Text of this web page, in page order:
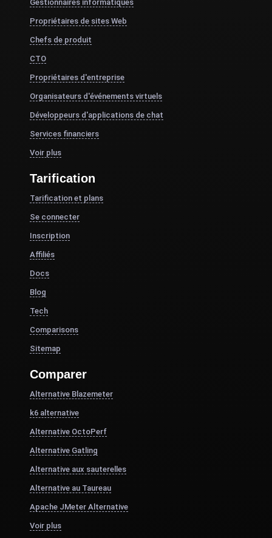
Gestionnaires informatiques
Propriétaires de sites Web
Chefs de produit
CTO
Propriétaires d'entreprise
Organisateurs d'événements virtuels
Développeurs d'applications de chat
Services financiers
Voir plus
Tarification
Tarification et plans
Se connecter
Inscription
Affiliés
Docs
Blog
Tech
Comparisons
Sitemap
Comparer
Alternative Blazemeter
k6 alternative
Alternative OctoPerf
Alternative Gatling
Alternative aux sauterelles
Alternative au Taureau
Apache JMeter Alternative
Voir plus